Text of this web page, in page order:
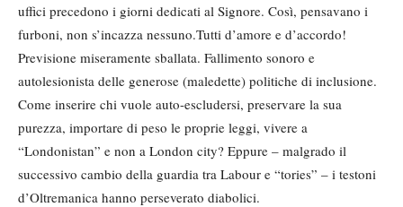
uffici precedono i giorni dedicati al Signore. Così, pensavano i
furboni, non s’incazza nessuno.Tutti d’amore e d’accordo!
Previsione miseramente sballata. Fallimento sonoro e
autolesionista delle generose (maledette) politiche di inclusione.
Come inserire chi vuole auto-escludersi, preservare la sua
purezza, importare di peso le proprie leggi, vivere a
“Londonistan” e non a London city? Eppure – malgrado il
successivo cambio della guardia tra Labour e “tories” – i testoni
d’Oltremanica hanno perseverato diabolici.